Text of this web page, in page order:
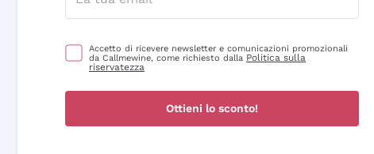
Accetto di ricevere newsletter e comunicazioni promozionali
da Callmewine, come richiesto dalla Politica sulla
riservatezza
Ottieni lo sconto!